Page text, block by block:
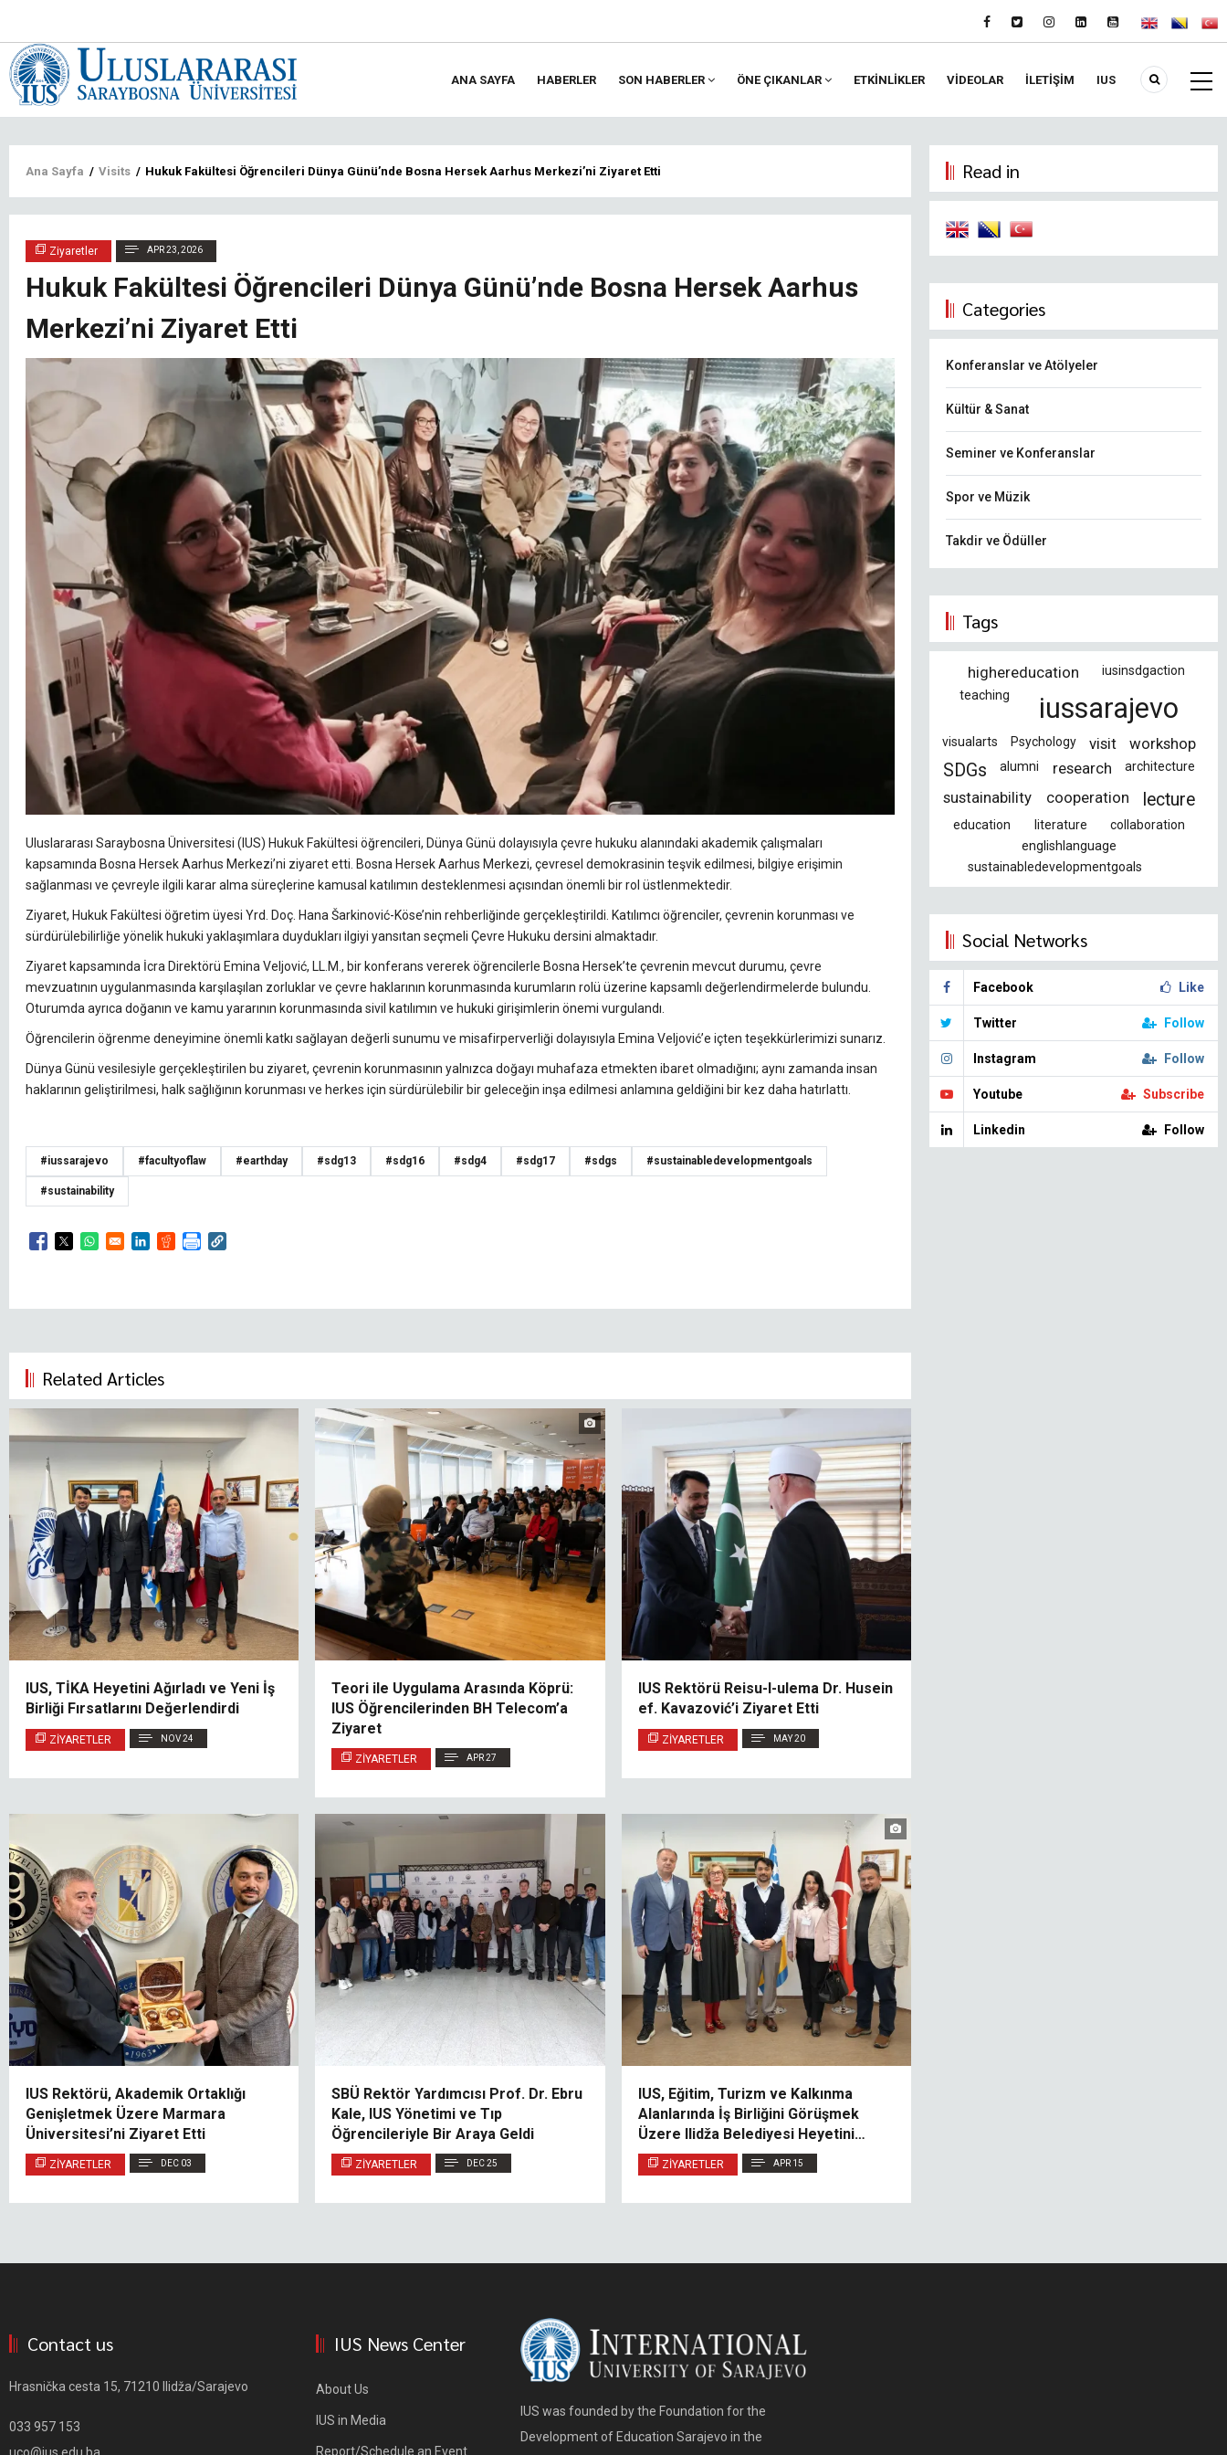
ANA SAYFA HABERLER SON HABERLER ÖNE ÇIKANLAR ETKİNLİKLER VIDEOLAR İLETİŞİM IUS
Sayfa
yolu
Ana Sayfa / Visits / Hukuk Fakültesi Öğrencileri Dünya Günü’nde Bosna Hersek Aarhus Merkezi’ni Ziyaret Etti
Ziyaretler APR 23, 2026
Hukuk Fakültesi Öğrencileri Dünya Günü’nde Bosna Hersek Aarhus
Merkezi’ni Ziyaret Etti
Uluslararası Saraybosna Üniversitesi (IUS) Hukuk Fakültesi öğrencileri, Dünya Günü dolayısıyla çevre hukuku alanındaki akademik çalışmaları
kapsamında Bosna Hersek Aarhus Merkezi’ni ziyaret etti. Bosna Hersek Aarhus Merkezi, çevresel demokrasinin teşvik edilmesi, bilgiye erişimin
sağlanması ve çevreyle ilgili karar alma süreçlerine kamusal katılımın desteklenmesi açısından önemli bir rol üstlenmektedir.
Ziyaret, Hukuk Fakültesi öğretim üyesi Yrd. Doç. Hana Šarkinović-Köse’nin rehberliğinde gerçekleştirildi. Katılımcı öğrenciler, çevrenin korunması ve
sürdürülebilirliğe yönelik hukuki yaklaşımlara duydukları ilgiyi yansıtan seçmeli Çevre Hukuku dersini almaktadır.
Ziyaret kapsamında İcra Direktörü Emina Veljović, LL.M., bir konferans vererek öğrencilerle Bosna Hersek’te çevrenin mevcut durumu, çevre
mevzuatının uygulanmasında karşılaşılan zorluklar ve çevre haklarının korunmasında kurumların rolü üzerine kapsamlı değerlendirmelerde bulundu.
Oturumda ayrıca doğanın ve kamu yararının korunmasında sivil katılımın ve hukuki girişimlerin önemi vurgulandı.
Öğrencilerin öğrenme deneyimine önemli katkı sağlayan değerli sunumu ve misafirperverliği dolayısıyla Emina Veljović’e içten teşekkürlerimizi sunarız.
Dünya Günü vesilesiyle gerçekleştirilen bu ziyaret, çevrenin korunmasının yalnızca doğayı muhafaza etmekten ibaret olmadığını; aynı zamanda insan
haklarının geliştirilmesi, halk sağlığının korunması ve herkes için sürdürülebilir bir geleceğin inşa edilmesi anlamına geldiğini bir kez daha hatırlattı.
#iussarajevo #facultyoflaw #earthday #sdg13 #sdg16 #sdg4 #sdg17 #sdgs #sustainabledevelopmentgoals
#sustainability
Opens in a new window
Opens in a new window
Opens in a new window
Opens in a new window
Opens in a new window
Related Articles
IUS, TİKA Heyetini Ağırladı ve Yeni İş
Birliği Fırsatlarını Değerlendirdi
ZIYARETLER NOV 24
Teori ile Uygulama Arasında Köprü:
IUS Öğrencilerinden BH Telecom’a
Ziyaret
ZIYARETLER APR 27
IUS Rektörü Reisu-l-ulema Dr. Husein
ef. Kavazović’i Ziyaret Etti
ZIYARETLER MAY 20
IUS Rektörü, Akademik Ortaklığı
Genişletmek Üzere Marmara
Üniversitesi’ni Ziyaret Etti
ZIYARETLER DEC 03
SBÜ Rektör Yardımcısı Prof. Dr. Ebru
Kale, IUS Yönetimi ve Tıp
Öğrencileriyle Bir Araya Geldi
ZIYARETLER DEC 25
IUS, Eğitim, Turizm ve Kalkınma
Alanlarında İş Birliğini Görüşmek
Üzere Ilidža Belediyesi Heyetini
Ağırladı
ZIYARETLER APR 15
Read in
Categories
Konferanslar ve Atölyeler
Kültür & Sanat
Seminer ve Konferanslar
Spor ve Müzik
Takdir ve Ödüller
Tags
highereducation
iusinsdgaction
teaching
iussarajevo
visualarts Psychology visit workshop
SDGs alumni research architecture
sustainability cooperation lecture
education literature
collaboration
englishlanguage
sustainabledevelopmentgoals
Social Networks
Facebook Like
Twitter Follow
Instagram Follow
Youtube Subscribe
Linkedin Follow
Contact us
Hrasnička cesta 15, 71210 Ilidža/Sarajevo
033 957 153
uco@ius.edu.ba
IUS News Center
About Us
IUS in Media
Report/Schedule an Event
IUS was founded by the Foundation for the
Development of Education Sarajevo in the